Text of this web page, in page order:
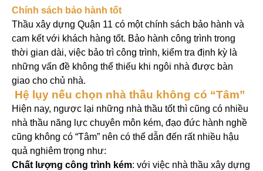
Chính sách bảo hành tốt
Thầu xây dựng Quận 11 có một chính sách bảo hành và
cam kết với khách hàng tốt. Bảo hành công trình trong
thời gian dài, việc bảo trì công trình, kiểm tra định kỳ là
những vấn đề không thể thiếu khi ngôi nhà được bàn
giao cho chủ nhà.
Hệ lụy nếu chọn nhà thầu không có “Tâm”
Hiện nay, ngược lại những nhà thầu tốt thì cũng có nhiều
nhà thầu năng lực chuyên môn kém, đạo đức hành nghề
cũng không có “Tâm” nên có thể dẫn đến rất nhiều hậu
quả nghiêm trọng như:
Chất lượng công trình kém: với việc nhà thầu xây dựng